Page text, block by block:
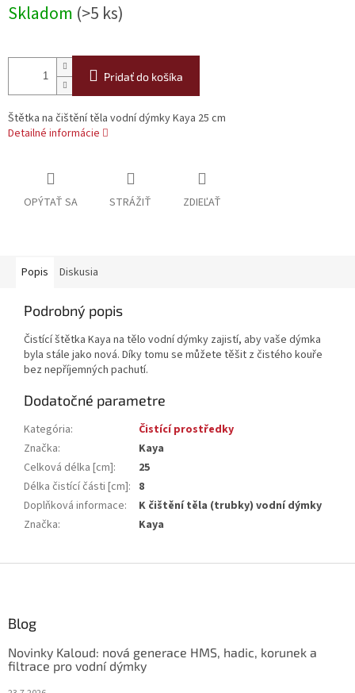
cena:
Skladom (>5 ks)
Pridať do košíka
Štětka na čištění těla vodní dýmky Kaya 25 cm
Detailné informácie
OPÝTAŤ SA STRÁŽIŤ ZDIEĽAŤ
Popis Diskusia
Podrobný popis
Čistící štětka Kaya na tělo vodní dýmky zajistí, aby vaše dýmka
byla stále jako nová. Díky tomu se můžete těšit z čistého kouře
bez nepříjemných pachutí.
Dodatočné parametre
Kategória:
Čistící prostředky
Značka:
Kaya
Celková délka [cm]:
25
Délka čistící části [cm]: 8
Doplňková informace:
K čištění těla (trubky) vodní dýmky
Značka: Kaya
Blog
Novinky Kaloud: nová generace HMS, hadic, korunek a
filtrace pro vodní dýmky